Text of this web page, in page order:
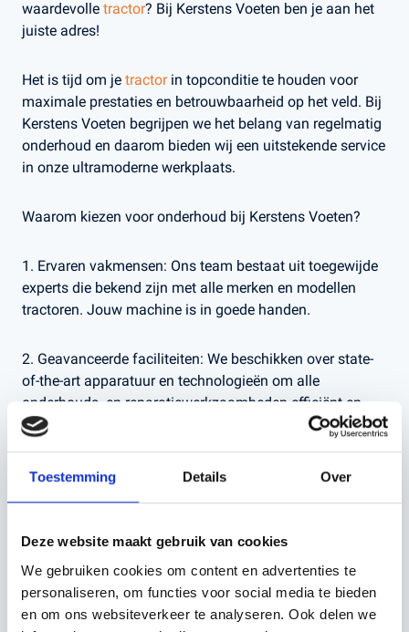
Toestemming Details Over
Deze website maakt gebruik van cookies
We gebruiken cookies om content en advertenties te
personaliseren, om functies voor social media te bieden
en om ons websiteverkeer te analyseren. Ook delen we
waardevolle tractor? Bij Kerstens Voeten ben je aan het
juiste adres!
Het is tijd om je tractorin topconditie te houden voor
maximale prestaties en betrouwbaarheid op het veld. Bij
Kerstens Voeten begrijpen we het belang van regelmatig
onderhoud en daarom bieden wij een uitstekende service
in onze ultramoderne werkplaats.
Waarom kiezen voor onderhoud bij Kerstens Voeten?
1️. Ervaren vakmensen: Ons team bestaat uit toegewijde
experts die bekend zijn met alle merken en modellen
tractoren. Jouw machine is in goede handen.
2. Geavanceerde faciliteiten: We beschikken over state-
of-the-art apparatuur en technologieën om alle
onderhouds- en reparatiewerkzaamheden efficiënt en
nauwkeurig uit te voeren.
3. Persoonlijke aandacht: Bij Kerstens Voeten
een op maat gemaakt onderhoudsplan.
4️. Betrouwbaarheid: Wij streven naar uitmuntendheid in
alles wat we doen. Je kunt erop vertrouwen dat jouw